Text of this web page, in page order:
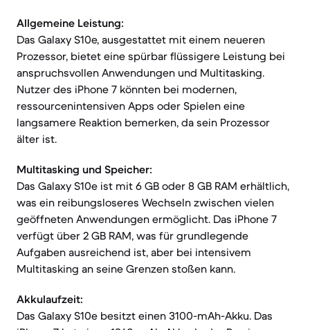
Allgemeine Leistung:
Das Galaxy S10e, ausgestattet mit einem neueren
Prozessor, bietet eine spürbar flüssigere Leistung bei
anspruchsvollen Anwendungen und Multitasking.
Nutzer des iPhone 7 könnten bei modernen,
ressourcenintensiven Apps oder Spielen eine
langsamere Reaktion bemerken, da sein Prozessor
älter ist.
Multitasking und Speicher:
Das Galaxy S10e ist mit 6 GB oder 8 GB RAM erhältlich,
was ein reibungsloseres Wechseln zwischen vielen
geöffneten Anwendungen ermöglicht. Das iPhone 7
verfügt über 2 GB RAM, was für grundlegende
Aufgaben ausreichend ist, aber bei intensivem
Multitasking an seine Grenzen stoßen kann.
Akkulaufzeit:
Das Galaxy S10e besitzt einen 3100-mAh-Akku. Das